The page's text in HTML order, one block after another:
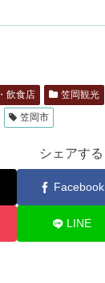
・飲食店 笠岡観光
笠岡市
シェアする
Facebook
LINE